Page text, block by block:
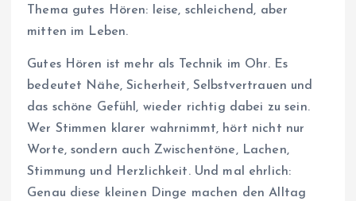
Thema gutes Hören: leise, schleichend, aber
mitten im Leben.
Gutes Hören ist mehr als Technik im Ohr. Es
bedeutet Nähe, Sicherheit, Selbstvertrauen und
das schöne Gefühl, wieder richtig dabei zu sein.
Wer Stimmen klarer wahrnimmt, hört nicht nur
Worte, sondern auch Zwischentöne, Lachen,
Stimmung und Herzlichkeit. Und mal ehrlich:
Genau diese kleinen Dinge machen den Alltag